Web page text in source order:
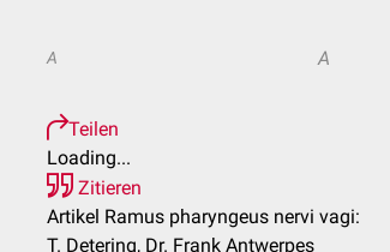
A A
Teilen
Loading...
Zitieren
Artikel Ramus pharyngeus nervi vagi:
T. Detering, Dr. Frank Antwerpes